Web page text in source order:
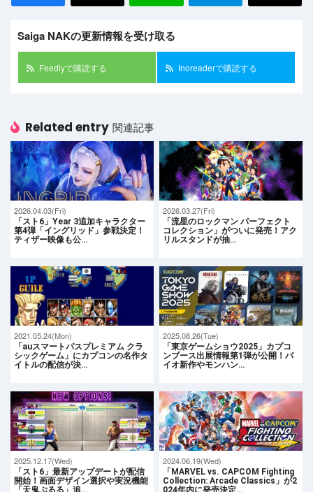
Saiga NAKの更新情報を受け取る
Feedlyで購読する Inoreaderで購読する
Related entry 関連記事
2026.04.03(Fri)
「スト6」Year 3追加キャラクター
第4弾「イングリッド」参戦決定！
ティザー映像も公…
2026.03.27(Fri)
「流星のロックマン パーフェクト
コレクション」がついに発売！アク
リルスタンドが抽…
2021.05.24(Mon)
「auスマートパスプレミアム クラ
シックゲーム」にカプコンの名作タ
イトルの配信が決…
2025.08.26(Tue)
「東京ゲームショウ2025」カプコ
ンブース出展情報第1弾が公開！バ
イオ新作やモンハン…
2025.12.17(Wed)
「スト6」最新アップデートが配信
開始！画面デザイン選択や実況機能
「天鬼ぷるる」追…
2024.06.19(Wed)
「MARVEL vs. CAPCOM Fighting
Collection: Arcade Classics」が2
024年内に発売決定…